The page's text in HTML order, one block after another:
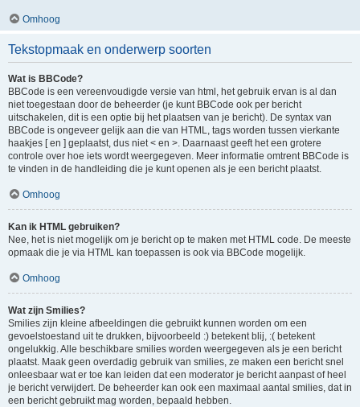
Omhoog
Tekstopmaak en onderwerp soorten
Wat is BBCode?
BBCode is een vereenvoudigde versie van html, het gebruik ervan is al dan
niet toegestaan door de beheerder (je kunt BBCode ook per bericht
uitschakelen, dit is een optie bij het plaatsen van je bericht). De syntax van
BBCode is ongeveer gelijk aan die van HTML, tags worden tussen vierkante
haakjes [ en ] geplaatst, dus niet < en >. Daarnaast geeft het een grotere
controle over hoe iets wordt weergegeven. Meer informatie omtrent BBCode is
te vinden in de handleiding die je kunt openen als je een bericht plaatst.
Omhoog
Kan ik HTML gebruiken?
Nee, het is niet mogelijk om je bericht op te maken met HTML code. De meeste
opmaak die je via HTML kan toepassen is ook via BBCode mogelijk.
Omhoog
Wat zijn Smilies?
Smilies zijn kleine afbeeldingen die gebruikt kunnen worden om een
gevoelstoestand uit te drukken, bijvoorbeeld :) betekent blij, :( betekent
ongelukkig. Alle beschikbare smilies worden weergegeven als je een bericht
plaatst. Maak geen overdadig gebruik van smilies, ze maken een bericht snel
onleesbaar wat er toe kan leiden dat een moderator je bericht aanpast of heel
je bericht verwijdert. De beheerder kan ook een maximaal aantal smilies, dat in
een bericht gebruikt mag worden, bepaald hebben.